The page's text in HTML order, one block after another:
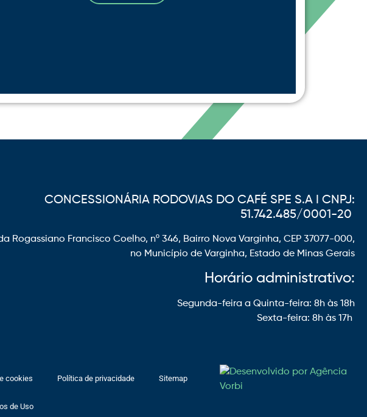
CONCESSIONÁRIA RODOVIAS DO CAFÉ SPE S.A I CNPJ:
51.742.485/0001-20
Rogassiano Francisco Coelho, nº 346, Bairro Nova Varginha, CEP 37077-000,
no Município de Varginha, Estado de Minas Gerais
Horário administrativo:
Segunda-feira a Quinta-feira: 8h às 18h
Sexta-feira: 8h às 17h
cookies Política de privacidade Sitemap
de Uso